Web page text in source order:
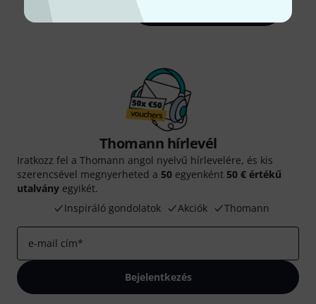
Thomann hírlevél
Iratkozz fel a Thomann angol nyelvű hírlevelére, és kis
szerencsével megnyerheted a 50 egyenként 50 € értékű
utalvány egyikét.
Inspiráló gondolatok
Akciók Thomann
e-mail cím*
Bejelentkezés